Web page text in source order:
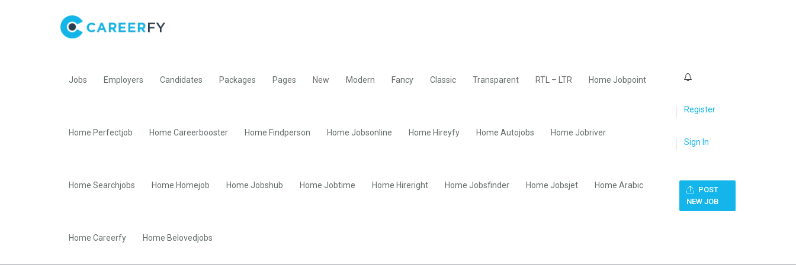
Jobs Employers Candidates Packages Pages New Modern Fancy Classic Transparent RTL – LTR Home Jobpoint
Home Perfectjob Home Careerbooster Home Findperson Home Jobsonline Home Hireyfy Home Autojobs Home Jobriver
Home Searchjobs Home Homejob Home Jobshub Home Jobtime Home Hireright Home Jobsfinder Home Jobsjet Home Arabic
Home Careerfy Home Belovedjobs
Register
Sign In
POST
NEW JOB